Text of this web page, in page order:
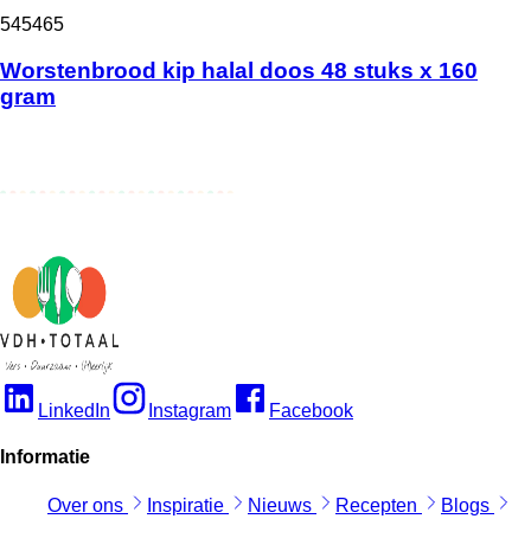
545465
Worstenbrood kip halal doos 48 stuks x 160
gram
LinkedIn Instagram Facebook
Informatie
Over ons Inspiratie Nieuws Recepten Blogs